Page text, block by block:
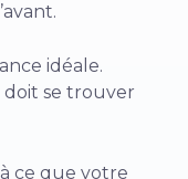
idéale.
doit se trouver
ce que votre